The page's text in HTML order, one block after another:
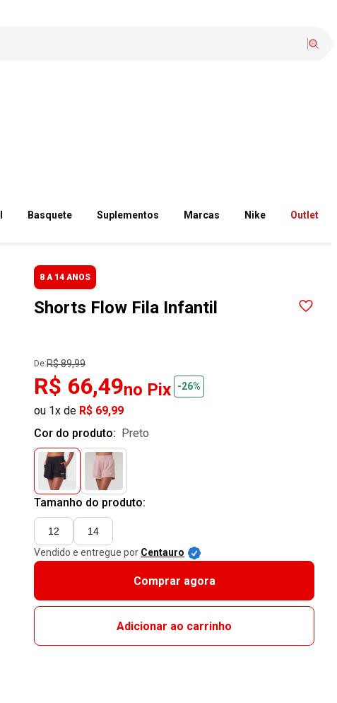
Basquete Suplementos Marcas Nike Outlet
8 A 14 ANOS
Shorts Flow Fila Infantil
De:R$ 89,99
R$ 66,49no Pix -26%
ou 1x de R$ 69,99
Cor do produto:
preto
Tamanho do produto:
12
14
Vendido e entregue por Centauro
Comprar agora
Adicionar ao carrinho